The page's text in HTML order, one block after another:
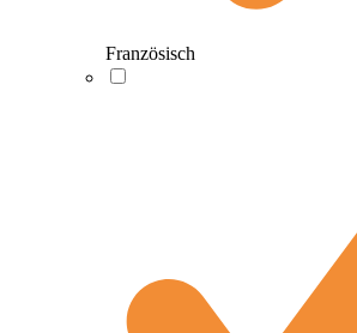
Französisch